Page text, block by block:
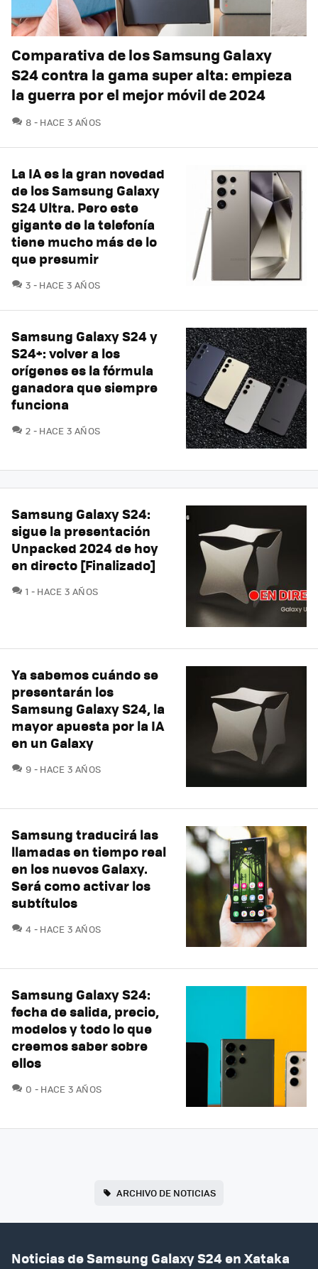
Comparativa de los Samsung Galaxy
S24 contra la gama super alta: empieza
la guerra por el mejor móvil de 2024
8 COMENTARIOS
HACE 3 AÑOS
La IA es la gran novedad
de los Samsung Galaxy
S24 Ultra. Pero este
gigante de la telefonía
tiene mucho más de lo
que presumir
3 COMENTARIOS
HACE 3 AÑOS
Samsung Galaxy S24 y
S24+: volver a los
orígenes es la fórmula
ganadora que siempre
funciona
2 COMENTARIOS
HACE 3 AÑOS
Samsung Galaxy S24:
sigue la presentación
Unpacked 2024 de hoy
en directo [Finalizado]
1 COMENTARIOS
HACE 3 AÑOS
Ya sabemos cuándo se
presentarán los
Samsung Galaxy S24, la
mayor apuesta por la IA
en un Galaxy
9 COMENTARIOS
HACE 3 AÑOS
Samsung traducirá las
llamadas en tiempo real
en los nuevos Galaxy.
Será como activar los
subtítulos
4 COMENTARIOS
HACE 3 AÑOS
Samsung Galaxy S24:
fecha de salida, precio,
modelos y todo lo que
creemos saber sobre
ellos
0 COMENTARIOS
HACE 3 AÑOS
ARCHIVO DE NOTICIAS
Noticias de Samsung Galaxy S24 en Xataka